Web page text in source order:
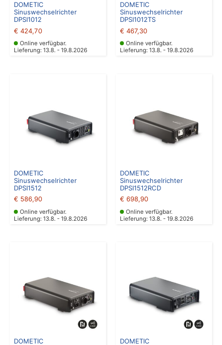
DOMETIC
Sinuswechselrichter
DPSI1012
€ 424,70
Online verfügbar.
Lieferung: 13.8. - 19.8.2026
DOMETIC
Sinuswechselrichter
DPSI1012TS
€ 467,30
Online verfügbar.
Lieferung: 13.8. - 19.8.2026
DOMETIC
Sinuswechselrichter
DPSI1512
€ 586,90
Online verfügbar.
Lieferung: 13.8. - 19.8.2026
DOMETIC
Sinuswechselrichter
DPSI1512RCD
€ 698,90
Online verfügbar.
Lieferung: 13.8. - 19.8.2026
DOMETIC
DOMETIC